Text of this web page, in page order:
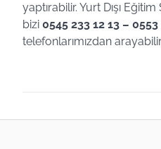
yaptırabilir. Yurt Dışı
bizi 0545 233 12 13 –
telefonlarımızdan